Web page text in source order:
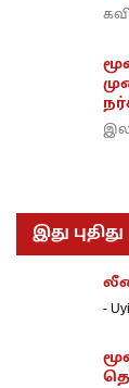
இது புதிது
-